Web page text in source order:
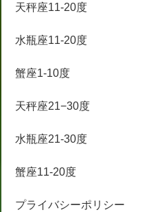
天秤座11-20度
水瓶座11-20度
蟹座1-10度
天秤座21−30度
水瓶座21-30度
蟹座11-20度
プライバシーポリシー